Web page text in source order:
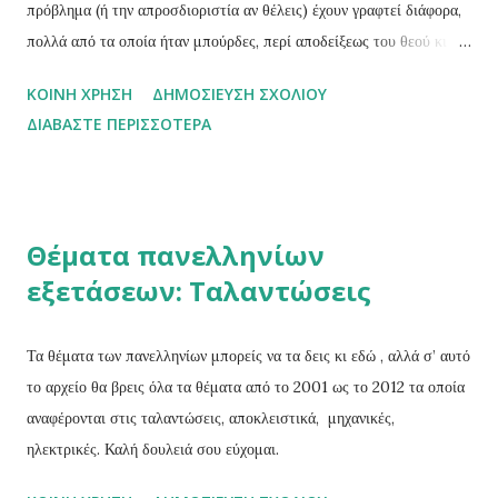
πρόβλημα (ή την απροσδιοριστία αν θέλεις) έχουν γραφτεί διάφορα,
πολλά από τα οποία ήταν μπούρδες, περί αποδείξεως του θεού κι
Μαθη...μαγικα σου εξηγεί το εξής: πως μπορείς να αποδείξεις το
οτιδήποτε κάνοντας μια λάθος μαθηματική υπόθεση. Για δες: «Τι
Βραχμαγκούπτα παρότι ήταν ο πρώτος που ασχολήθηκε μαζί του
ενδελεχώς, ομολογουμένως δεν κατάφερε να χειριστεί την διαίρεση.
επίσης Ινδός μαθηματικός Μπασκάρα γνώριζε ότι όσο μικρότερος
είναι ο διαιρέτης σε μια διαίρεση τόσο μεγαλύτερο είναι το πη...
ΚΟΙΝΉ ΧΡΉΣΗ
ΔΗΜΟΣΊΕΥΣΗ ΣΧΟΛΊΟΥ
ΔΙΑΒΆΣΤΕ ΠΕΡΙΣΣΌΤΕΡΑ
Θέματα πανελληνίων
εξετάσεων: Ταλαντώσεις
Τα θέματα των πανελληνίων μπορείς να τα δεις κι εδώ , αλλά σ’ αυτό
το αρχείο θα βρεις όλα τα θέματα από το 2001 ως το 2012 τα οποία
αναφέρονται στις ταλαντώσεις, αποκλειστικά, μηχανικές,
ηλεκτρικές. Καλή δουλειά σου εύχομαι.